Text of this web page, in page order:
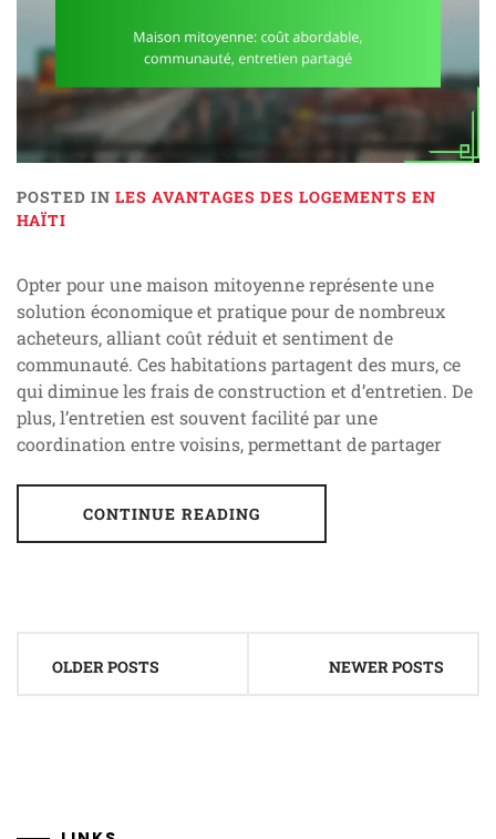
POSTED IN LES AVANTAGES DES LOGEMENTS EN
HAÏTI
Opter pour une maison mitoyenne représente une
solution économique et pratique pour de nombreux
acheteurs, alliant coût réduit et sentiment de
communauté. Ces habitations partagent des murs, ce
qui diminue les frais de construction et d’entretien. De
plus, l’entretien est souvent facilité par une
coordination entre voisins, permettant de partager
CONTINUE READING
navigation
OLDER POSTS NEWER POSTS